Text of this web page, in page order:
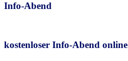
Info-Abend
kostenloser Info-Abend online